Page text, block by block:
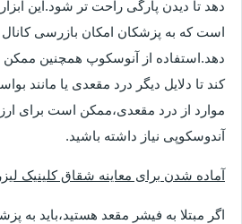
دهد تا دیدن پارگی راحت تر شود.این
است که به پزشکان امکان بازرسی
دهد.استفاده از آنوسکوپ همچنین
کند تا دلایل دیگر درد مقعدی یا مانند
موارد از درد مقعدی،ممکن است برای
آندوسکوپی نیاز داشته باشید.
آماده شدن برای معاینه شقاق کلینیک
اگر مبتلا به فیشر مقعد هستید،باید